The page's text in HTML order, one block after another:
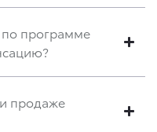
по программе
продаже